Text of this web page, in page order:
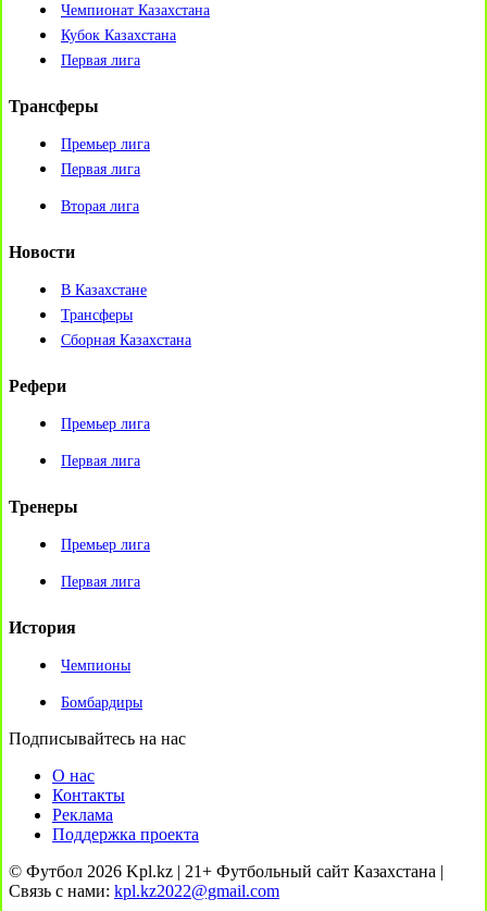
Чемпионат Казахстана
Кубок Казахстана
Первая лига
Трансферы
Премьер лига
Первая лига
Вторая лига
Новости
В Казахстане
Трансферы
Сборная Казахстана
Рефери
Премьер лига
Первая лига
Тренеры
Премьер лига
Первая лига
История
Чемпионы
Бомбардиры
Подписывайтесь на нас
О нас
Контакты
Реклама
Поддержка проекта
© Футбол 2026 Kpl.kz | 21+ Футбольный сайт Казахстана |
Связь с нами: kpl.kz2022@gmail.com